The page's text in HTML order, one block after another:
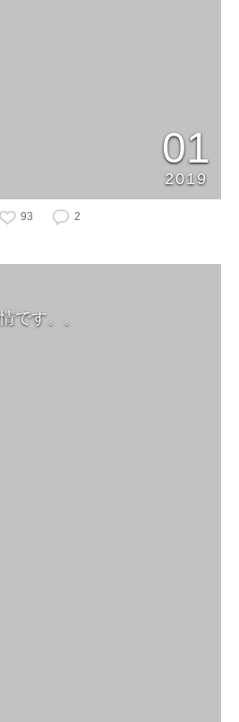
01
2019
93 2
です。。